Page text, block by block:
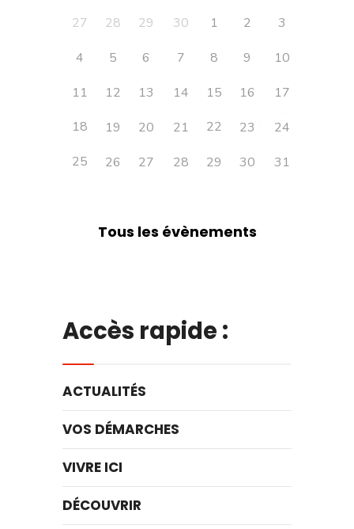
27 28 29 30 1 2
3
4
5 6 7 8 9
10
11
12 13 14 15 16
17
18
19 20 21 22 23
24
25
26 27 28 29 30 31
Tous les évènements
Accès rapide :
ACTUALITÉS
VOS DÉMARCHES
VIVRE ICI
DÉCOUVRIR